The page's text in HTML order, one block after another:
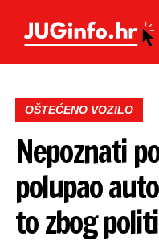
OŠTEĆENO VOZILO
Nepoznati
polupao
to zbog